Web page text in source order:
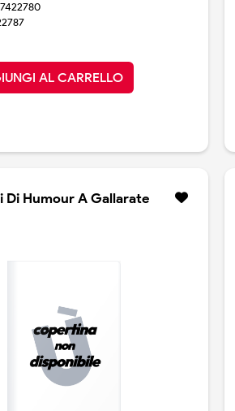
AL CARRELLO
Di Humour A Gallarate